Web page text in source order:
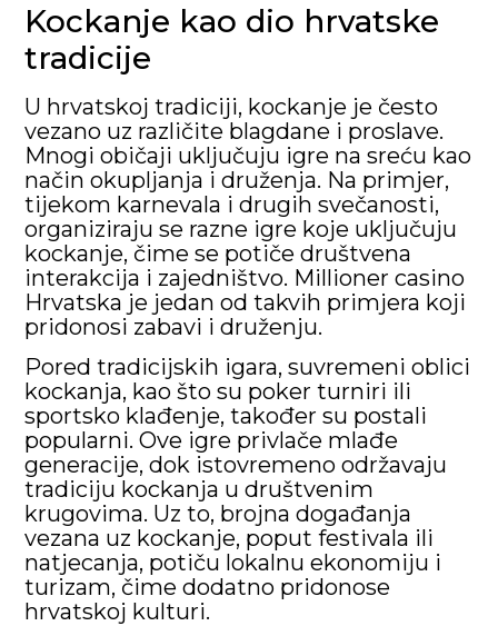
Kockanje kao dio hrvatske
tradicije
U hrvatskoj tradiciji, kockanje je često
vezano uz različite blagdane i proslave.
Mnogi običaji uključuju igre na sreću kao
način okupljanja i druženja. Na primjer,
tijekom karnevala i drugih svečanosti,
organiziraju se razne igre koje uključuju
kockanje, čime se potiče društvena
interakcija i zajedništvo. Millioner casino
Hrvatska je jedan od takvih primjera koji
pridonosi zabavi i druženju.
Pored tradicijskih igara, suvremeni oblici
kockanja, kao što su poker turniri ili
sportsko klađenje, također su postali
popularni. Ove igre privlače mlađe
generacije, dok istovremeno održavaju
tradiciju kockanja u društvenim
krugovima. Uz to, brojna događanja
vezana uz kockanje, poput festivala ili
natjecanja, potiču lokalnu ekonomiju i
turizam, čime dodatno pridonose
hrvatskoj kulturi.